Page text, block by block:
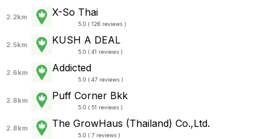
2.2km X-So Thai
5.0 ( 126 reviews )
2.5km KUSH A DEAL
5.0 ( 41 reviews )
2.6km Addicted
5.0 ( 47 reviews )
2.8km Puff Corner Bkk
5.0 ( 51 reviews )
2.8km The GrowHaus (Thailand) Co.,Ltd.
5.0 ( 7 reviews )